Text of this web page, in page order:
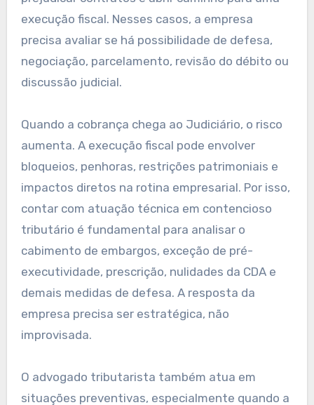
execução fiscal. Nesses casos, a empresa
precisa avaliar se há possibilidade de defesa,
negociação, parcelamento, revisão do débito ou
discussão judicial.
Quando a cobrança chega ao Judiciário, o risco
aumenta. A execução fiscal pode envolver
bloqueios, penhoras, restrições patrimoniais e
impactos diretos na rotina empresarial. Por isso,
contar com atuação técnica em contencioso
tributário é fundamental para analisar o
cabimento de embargos, exceção de pré-
executividade, prescrição, nulidades da CDA e
demais medidas de defesa. A resposta da
empresa precisa ser estratégica, não
improvisada.
O advogado tributarista também atua em
situações preventivas, especialmente quando a